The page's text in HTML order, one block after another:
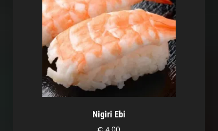
Nigiri Ebi